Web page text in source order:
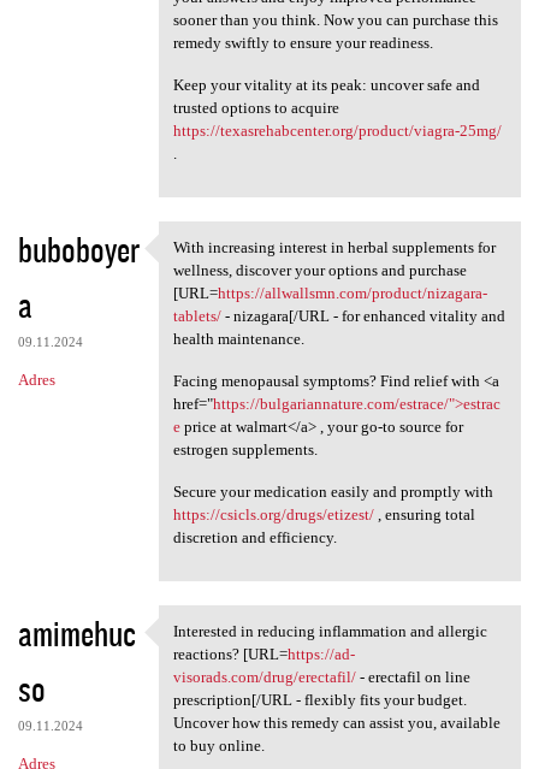
sooner than you think. Now you can purchase this
remedy swiftly to ensure your readiness.
Keep your vitality at its peak: uncover safe and
trusted options to acquire
https://texasrehabcenter.org/product/viagra-25mg/
buboboyer
a
09.11.2024
Adres
With increasing interest in
With increasing interest in herbal supplements for
wellness, discover your options and purchase
[URL=https://allwallsmn.com/product/nizagara-
tablets/- nizagara[/URL - for enhanced vitality and
health maintenance.
Facing menopausal symptoms? Find relief with <a
href="https://bulgariannature.com/estrace/">estrac
eprice at walmart</a> , your go-to source for
estrogen supplements.
Secure your medication easily and promptly with
https://csicls.org/drugs/etizest/, ensuring total
discretion and efficiency.
amimehuc
so
09.11.2024
Adres
Interested in reducing
Interested in reducing inflammation and allergic
reactions? [URL=https://ad-
visorads.com/drug/erectafil/- erectafil on line
prescription[/URL - flexibly fits your budget.
Uncover how this remedy can assist you, available
to buy online.